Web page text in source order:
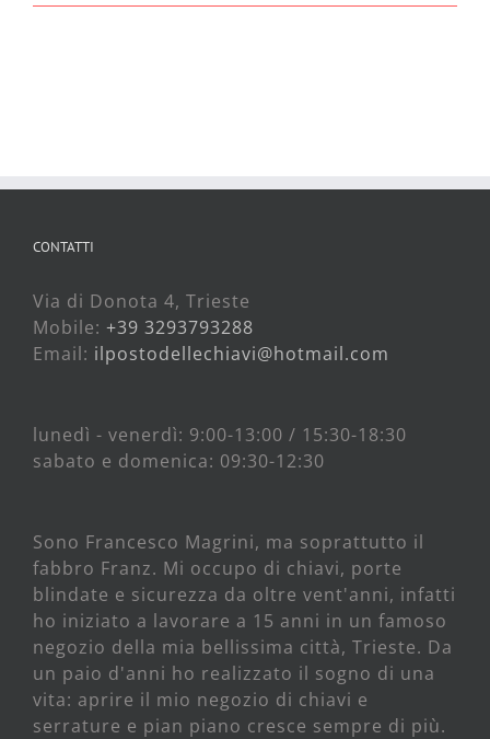
CONTATTI
Via di Donota 4, Trieste
Mobile: +39 3293793288
Email: ilpostodellechiavi@hotmail.com
lunedì - venerdì: 9:00-13:00 / 15:30-18:30
sabato e domenica: 09:30-12:30
Sono Francesco Magrini, ma soprattutto il
fabbro Franz. Mi occupo di chiavi, porte
blindate e sicurezza da oltre vent'anni, infatti
ho iniziato a lavorare a 15 anni in un famoso
negozio della mia bellissima città, Trieste. Da
un paio d'anni ho realizzato il sogno di una
vita: aprire il mio negozio di chiavi e
serrature e pian piano cresce sempre di più.